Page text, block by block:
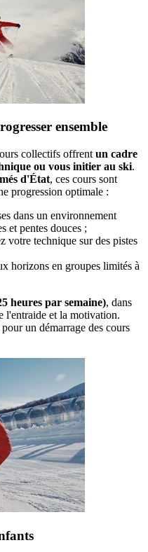
ensemble
collectifs offrent un cadre
ou vous initier au ski.
d'État, ces cours sont
progression optimale :
dans un environnement
et pentes douces ;
votre technique sur des pistes
horizons en groupes limités à
heures par semaine), dans
l'entraide et la motivation.
un démarrage des cours